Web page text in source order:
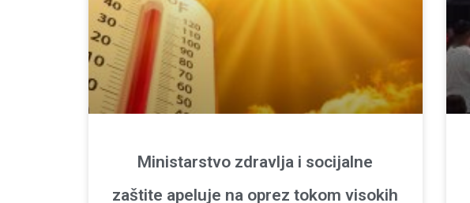
Ministarstvo zdravlja i socijalne
zaštite apeluje na oprez tokom visokih